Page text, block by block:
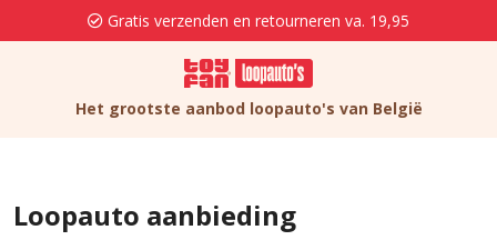
Gratis verzenden en retourneren va. 19,95
Het grootste aanbod loopauto's van België
Loopauto aanbieding